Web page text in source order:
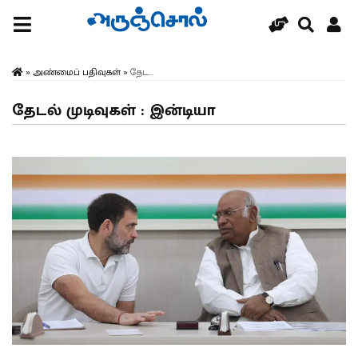
» அண்மைப் பதிவுகள்» தேட...
தேடல் முடிவுகள் : இன்டியா